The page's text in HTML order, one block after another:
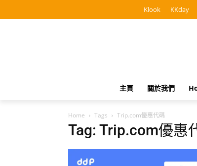
Klook KKday
主頁 關於我們
Home Tags Trip.com優惠代碼
Tag: Trip.com優惠